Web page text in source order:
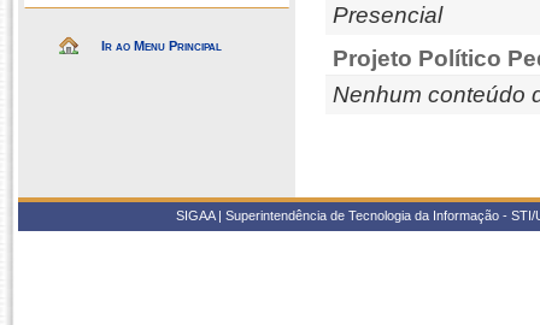
Ir ao Menu Principal
Presencial
Projeto Político
Nenhum conteúdo
SIGAA | Superintendência de Tecnologia da Informação -